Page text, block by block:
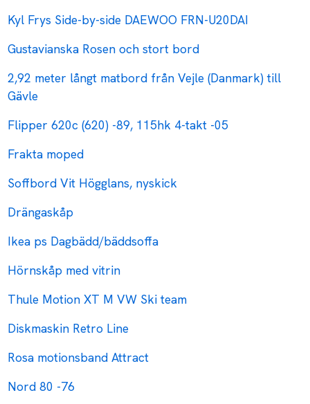
Kyl Frys Side-by-side DAEWOO FRN-U20DAI
Gustavianska Rosen och stort bord
2,92 meter långt matbord från Vejle (Danmark) till
Gävle
Flipper 620c (620) -89, 115hk 4-takt -05
Frakta moped
Soffbord Vit Högglans, nyskick
Drängaskåp
Ikea ps Dagbädd/bäddsoffa
Hörnskåp med vitrin
Thule Motion XT M VW Ski team
Diskmaskin Retro Line
Rosa motionsband Attract
Nord 80 -76